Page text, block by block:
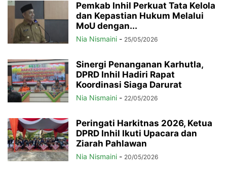
Pemkab Inhil Perkuat Tata Kelola
dan Kepastian Hukum Melalui
MoU dengan...
Nia Nismaini - 25/05/2026
Sinergi Penanganan Karhutla,
DPRD Inhil Hadiri Rapat
Koordinasi Siaga Darurat
Nia Nismaini - 22/05/2026
Peringati Harkitnas 2026, Ketua
DPRD Inhil Ikuti Upacara dan
Ziarah Pahlawan
Nia Nismaini - 20/05/2026